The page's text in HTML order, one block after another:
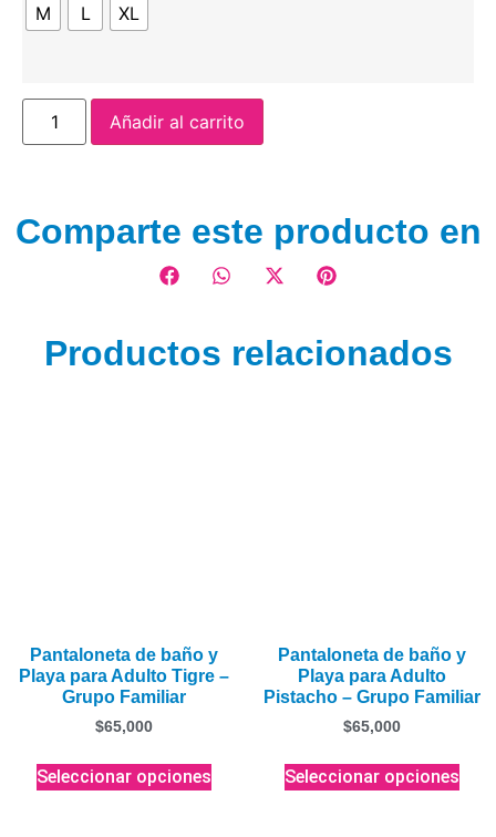
M L XL
Añadir al carrito
Comparte este producto en
Productos relacionados
Pantaloneta de baño y
Playa para Adulto Tigre –
Grupo Familiar
$65,000
Seleccionar opciones
Pantaloneta de baño y
Playa para Adulto
Pistacho – Grupo Familiar
$65,000
Seleccionar opciones